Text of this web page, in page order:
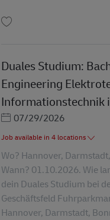
Duales Studium:
Engineering
Informationstechnik
Posted Date
07/29/2026
Job available in 4 locations
Wo? Hannover,
Wann? 01.10.2026. Wie
dein Duales Studium bei
Geschäftsfeld
Hannover, Darmstadt,